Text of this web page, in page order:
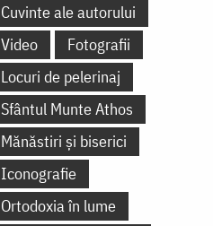
Cuvinte ale autorului
Video
Fotografii
Locuri de pelerinaj
Sfântul Munte Athos
Mănăstiri și biserici
Iconografie
Ortodoxia în lume